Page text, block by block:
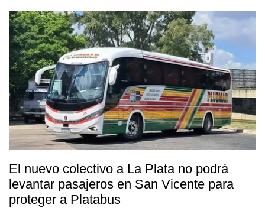
El nuevo colectivo a La Plata no podrá
levantar pasajeros en San Vicente para
proteger a Platabus